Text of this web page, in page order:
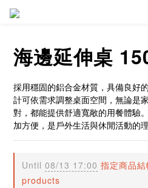
海邊延伸桌
採用穩固的鋁合金材質，具備良好
計可依需求調整桌面空間，無論是
對，都能提供舒適寬敞的用餐體驗
加方便，是戶外生活與休閒活動的理
Until 08/13 17:00 指定商品
products